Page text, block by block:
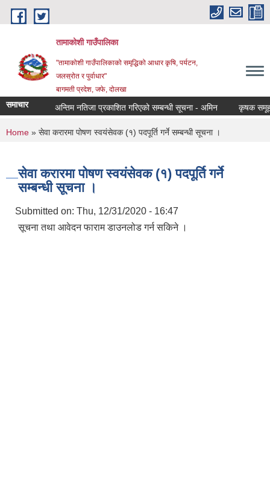
Skip to main content
तामाकोशी गाउँपालिका
"तामाकोशी गाउँपालिकाको समृद्धिको आधार कृषि, पर्यटन,
जलस्रोत र पुर्वाधार"
बागमती प्रदेश, जफे, दोलखा
समाचार अन्तिम नतिजा प्रकाशित गरिएको सम्बन्धी सूचना - अमिन कृषक समूह
You are here
Home » सेवा करारमा पोषण स्वयंसेवक (१) पदपूर्ति गर्ने सम्बन्धी सूचना ।
सेवा करारमा पोषण स्वयंसेवक (१) पदपूर्ति गर्ने
सम्बन्धी सूचना ।
Submitted on: Thu, 12/31/2020 - 16:47
सूचना तथा आवेदन फाराम डाउनलोड गर्न सकिने ।